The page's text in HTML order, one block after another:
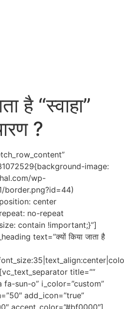
है “स्वाहा”
?
image:
wp-
border.png?id=44)
center
no-repeat
contain !important;}”]
text=”क्यों किया जाता है
title=””
sun-o” i_color=”custom”
add_icon=”true”
accent_color=”#bf0000″]